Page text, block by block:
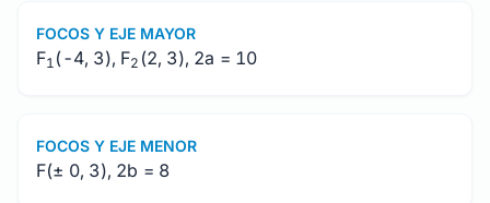
FOCOS Y EJE MAYOR
F1 (-4, 3), F2 (2, 3), 2a = 10
FOCOS Y EJE MENOR
F(± 0, 3), 2b = 8